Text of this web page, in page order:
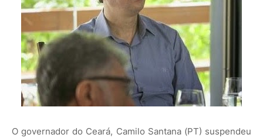
O governador do Ceará, Camilo Santana (PT) suspendeu